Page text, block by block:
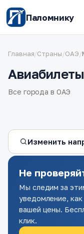
Паломнику
Главная/Страны/ОАЭ/
Все города в ОАЭ
Изменить
Не
Мы следим за
уведомление,
вашей цены.
клик.